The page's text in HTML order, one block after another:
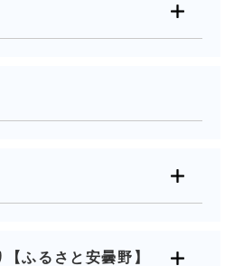
ふるさと安曇野】